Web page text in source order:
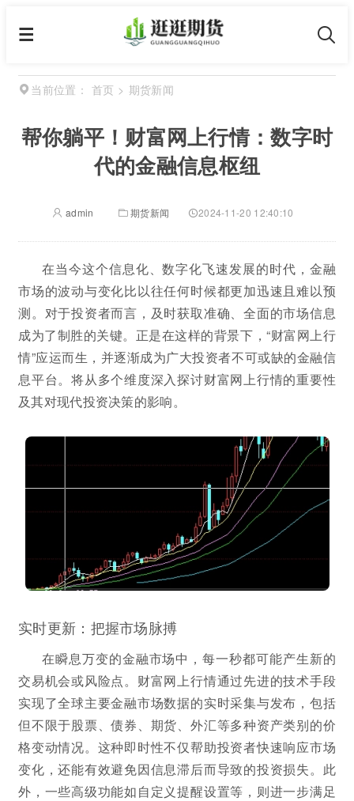
当前位置： 首页 > 期货新闻
帮你躺平！财富网上行情：数字时
代的金融信息枢纽
admin 期货新闻 2024-11-20 12:40:10
在当今这个信息化、数字化飞速发展的时代，金融
市场的波动与变化比以往任何时候都更加迅速且难以预
测。对于投资者而言，及时获取准确、全面的市场信息
成为了制胜的关键。正是在这样的背景下，“财富网上行
情”应运而生，并逐渐成为广大投资者不可或缺的金融信
息平台。将从多个维度深入探讨财富网上行情的重要性
及其对现代投资决策的影响。
实时更新：把握市场脉搏
在瞬息万变的金融市场中，每一秒都可能产生新的
交易机会或风险点。财富网上行情通过先进的技术手段
实现了全球主要金融市场数据的实时采集与发布，包括
但不限于股票、债券、期货、外汇等多种资产类别的价
格变动情况。这种即时性不仅帮助投资者快速响应市场
变化，还能有效避免因信息滞后而导致的投资损失。此
外，一些高级功能如自定义提醒设置等，则进一步满足